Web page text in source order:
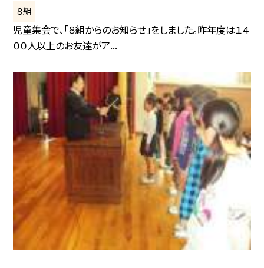
８組
児童集会で、「８組からのお知らせ」をしました。昨年度は１４
００人以上のお友達がア...